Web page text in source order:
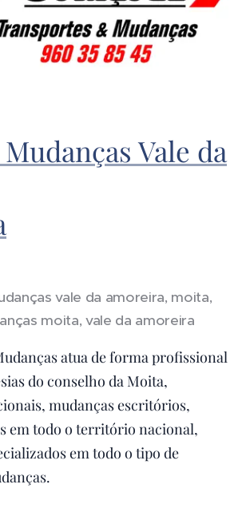
Vale da
vale da amoreira, moita,
moita, vale da amoreira
atua de forma profissional
do conselho da Moita,
mudanças escritórios,
em todo o território nacional,
em todo o tipo de